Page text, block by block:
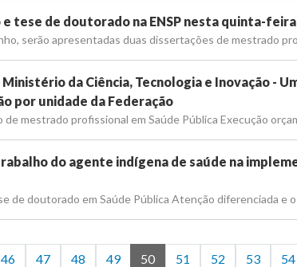
tese de doutorado na ENSP nesta quinta-
serão apresentadas duas dissertações de mestrado
da Ciência, Tecnologia e Inovação -
por unidade da Federação
mestrado profissional em Saúde Pública Execução
do agente indígena de saúde na
de doutorado em Saúde Pública Atenção diferenciada e
46 47 48 49 50 51 52 53 54